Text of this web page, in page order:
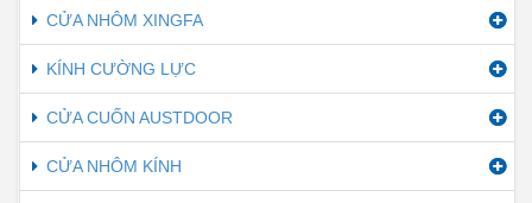
CỬA NHÔM XINGFA
KÍNH CƯỜNG LỰC
CỬA CUỐN AUSTDOOR
CỬA NHÔM KÍNH